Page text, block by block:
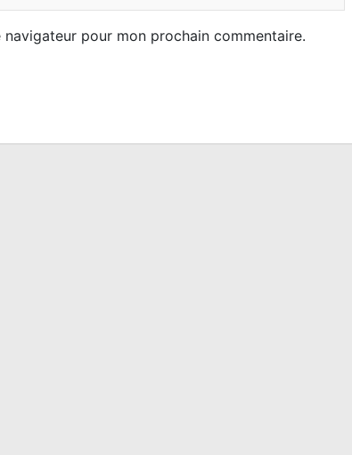
pour mon prochain commentaire.